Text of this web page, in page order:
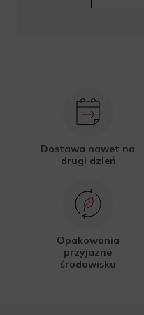
Dostawa nawet na
drugi dzień
Opakowania
przyjazne
środowisku